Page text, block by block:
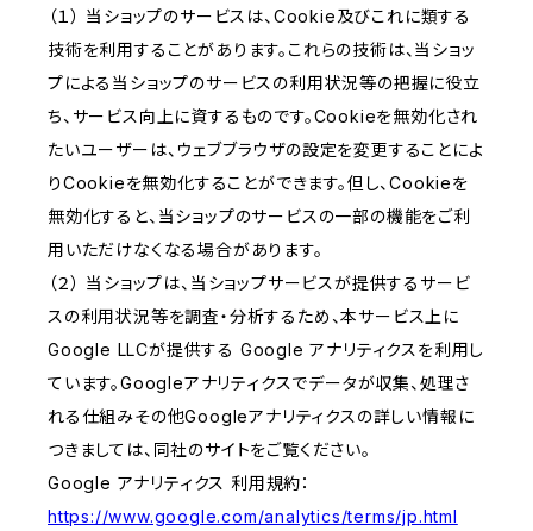
（１） 当ショップのサービスは、Cookie及びこれに類する
技術を利用することがあります。これらの技術は、当ショッ
プによる当ショップのサービスの利用状況等の把握に役立
ち、サービス向上に資するものです。Cookieを無効化され
たいユーザーは、ウェブブラウザの設定を変更することによ
りCookieを無効化することができます。但し、Cookieを
無効化すると、当ショップのサービスの一部の機能をご利
用いただけなくなる場合があります。
（２） 当ショップは、当ショップサービスが提供するサービ
スの利用状況等を調査・分析するため、本サービス上に
Google LLCが提供する Google アナリティクスを利用し
ています。Googleアナリティクスでデータが収集、処理さ
れる仕組みその他Googleアナリティクスの詳しい情報に
つきましては、同社のサイトをご覧ください。
Google アナリティクス 利用規約：
https://www.google.com/analytics/terms/jp.html